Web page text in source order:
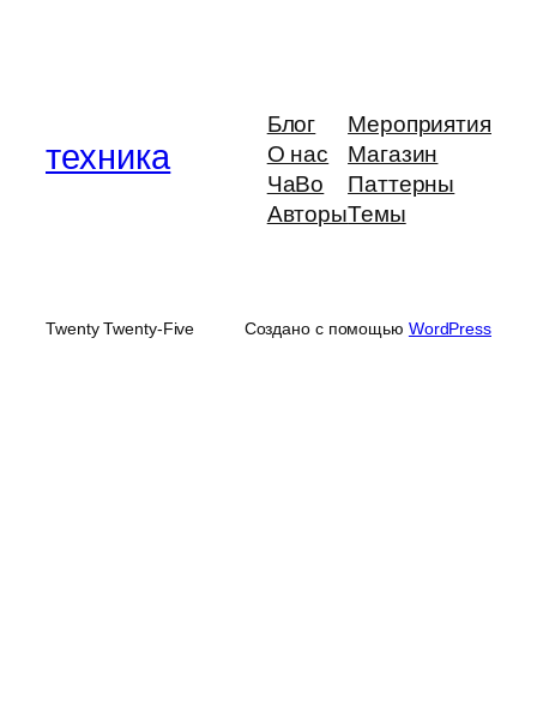
техника
Блог
О нас
ЧаВо
Авторы
Мероприятия
Магазин
Паттерны
Темы
Twenty Twenty-Five Создано с помощью WordPress